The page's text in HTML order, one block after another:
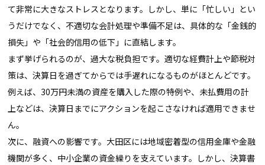
て非常に大きなストレスとなります。しかし、単に「忙しい」とい
うだけでなく、不適切な会計処理や準備不足は、具体的な「金銭的
損失」や「社会的信用の低下」に直結します。
まず挙げられるのが、過大な税負担です。適切な経費計上や節税対
策は、決算日を過ぎてからでは手遅れになるものがほとんどです。
例えば、30万円未満の資産を購入した際の特例や、未払費用の計
上などは、決算日までにアクションを起こさなければ適用できませ
ん。
次に、融資への影響です。大田区には地域密着型の信用金庫や金融
機関が多く、中小企業の資金繰りを支えています。しかし、決算書